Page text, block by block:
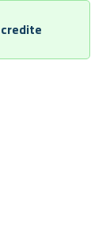
credite